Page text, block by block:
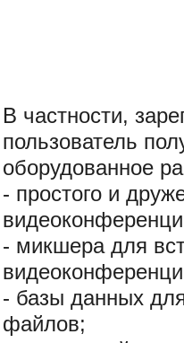
В частности,
пользователь
оборудованное
- простого и
- микшера для
- базы данных
файлов;